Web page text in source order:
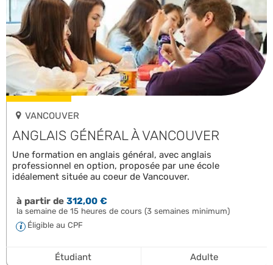
VANCOUVER
ANGLAIS GÉNÉRAL À VANCOUVER
Une formation en anglais général, avec anglais
professionnel en option, proposée par une école
idéalement située au coeur de Vancouver.
à partir de312,00 €
la semaine de 15 heures de cours (3 semaines minimum)
Éligible au CPF
Étudiant Adulte